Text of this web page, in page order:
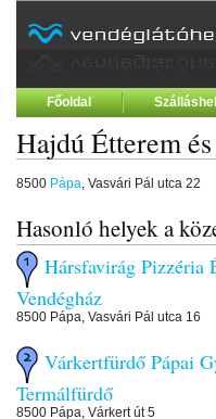
Főoldal
Hajdú Étterem
8500 Pápa, Vasvári Pál utca 22
Hasonló helyek a
Hársfavirág Pizzéria
Vendégház
8500 Pápa, Vasvári Pál utca 16
Várkertfürdő Pápai
Termálfürdő
8500 Pápa, Várkert út 5